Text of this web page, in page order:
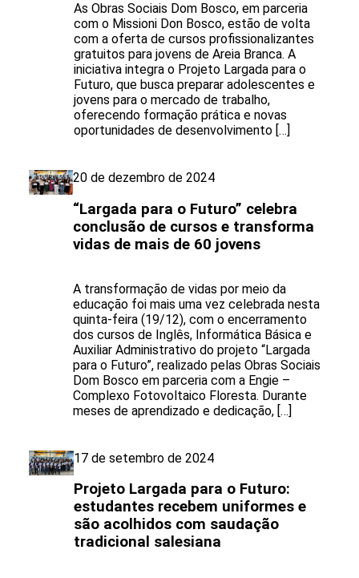
As Obras Sociais Dom Bosco, em parceria
com o Missioni Don Bosco, estão de volta
com a oferta de cursos profissionalizantes
gratuitos para jovens de Areia Branca. A
iniciativa integra o Projeto Largada para o
Futuro, que busca preparar adolescentes e
jovens para o mercado de trabalho,
oferecendo formação prática e novas
oportunidades de desenvolvimento […]
20 de dezembro de 2024
“Largada para o Futuro” celebra
conclusão de cursos e transforma
vidas de mais de 60 jovens
A transformação de vidas por meio da
educação foi mais uma vez celebrada nesta
quinta-feira (19/12), com o encerramento
dos cursos de Inglês, Informática Básica e
Auxiliar Administrativo do projeto “Largada
para o Futuro”, realizado pelas Obras Sociais
Dom Bosco em parceria com a Engie –
Complexo Fotovoltaico Floresta. Durante
meses de aprendizado e dedicação, […]
17 de setembro de 2024
Projeto Largada para o Futuro:
estudantes recebem uniformes e
são acolhidos com saudação
tradicional salesiana